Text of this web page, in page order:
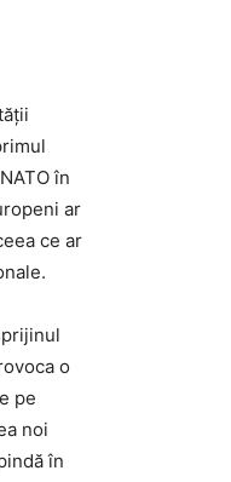
în
ar
ce ar
o
pe
noi
în